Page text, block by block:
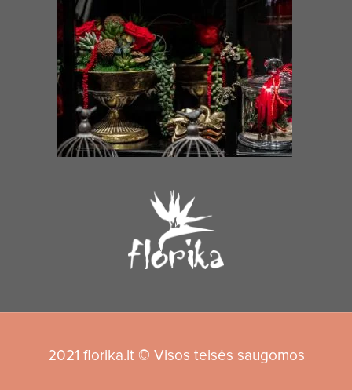
2021 florika.lt © Visos teisės saugomos